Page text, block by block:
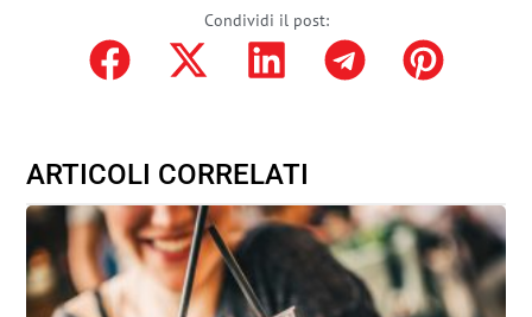
Condividi il post:
ARTICOLI CORRELATI